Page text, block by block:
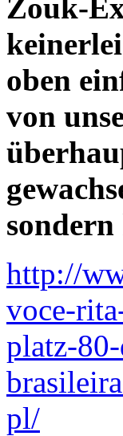
Zouk-
oben
von
http://
voce-
platz-
pl/